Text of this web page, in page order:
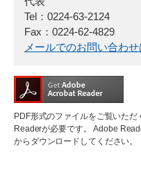
Tel：0224-63-2124
Fax：0224-62-4829
メールでのお問い合わ
PDF形式のファイルをご覧いた
Readerが必要です。
Adobe
からダウンロードしてください。